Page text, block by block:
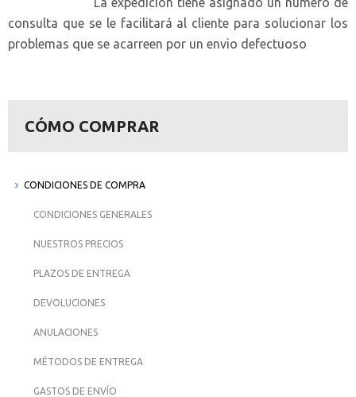
consulta que se le facilitará al cliente para solucionar los
problemas que se acarreen por un envio defectuoso
CÓMO COMPRAR
CONDICIONES DE COMPRA
CONDICIONES GENERALES
NUESTROS PRECIOS
PLAZOS DE ENTREGA
DEVOLUCIONES
ANULACIONES
MÉTODOS DE ENTREGA
GASTOS DE ENVÍO